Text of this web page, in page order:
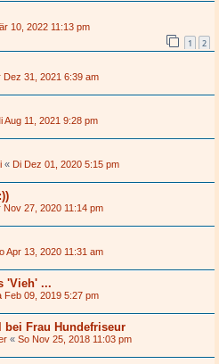
10, 2022 11:13 pm
1 2
Dez 31, 2021 6:39 am
Aug 11, 2021 9:28 pm
« Di Dez 01, 2020 5:15 pm
Nov 27, 2020 11:14 pm
Apr 13, 2020 11:31 am
'Vieh' ...
Feb 09, 2019 5:27 pm
bei Frau Hundefriseur
« So Nov 25, 2018 11:03 pm